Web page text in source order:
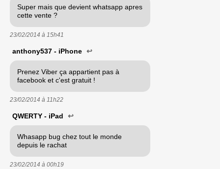
Super mais que devient whatsapp apres
cette vente ?
23/02/2014 à 15h41
anthony537 - iPhone ↩
Prenez Viber ça appartient pas à
facebook et c'est gratuit !
23/02/2014 à 11h22
QWERTY - iPad ↩
Whasapp bug chez tout le monde
depuis le rachat
23/02/2014 à 00h19